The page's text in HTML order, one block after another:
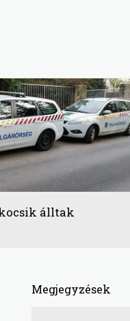
álltak
Megjegyzések